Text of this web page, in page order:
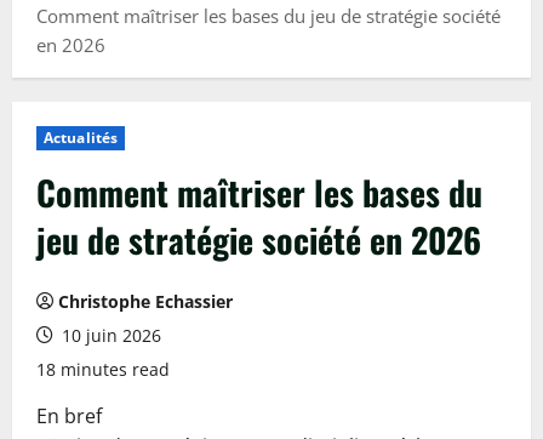
Comment maîtriser les bases du jeu de stratégie société
en 2026
Actualités
Comment maîtriser les bases du
jeu de stratégie société en 2026
Christophe Echassier
10 juin 2026
18 minutes read
En bref